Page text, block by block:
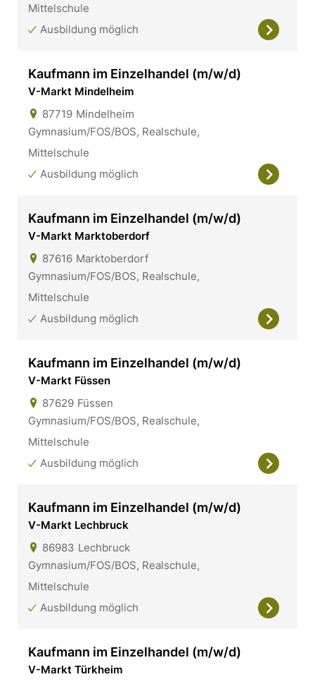
Mittelschule
Ausbildung möglich
Kaufmann im Einzelhandel (m/w/d)
V-Markt Mindelheim
87719 Mindelheim
Gymnasium/FOS/BOS, Realschule,
Mittelschule
Ausbildung möglich
Kaufmann im Einzelhandel (m/w/d)
V-Markt Marktoberdorf
87616 Marktoberdorf
Gymnasium/FOS/BOS, Realschule,
Mittelschule
Ausbildung möglich
Kaufmann im Einzelhandel (m/w/d)
V-Markt Füssen
87629 Füssen
Gymnasium/FOS/BOS, Realschule,
Mittelschule
Ausbildung möglich
Kaufmann im Einzelhandel (m/w/d)
V-Markt Lechbruck
86983 Lechbruck
Gymnasium/FOS/BOS, Realschule,
Mittelschule
Ausbildung möglich
Kaufmann im Einzelhandel (m/w/d)
V-Markt Türkheim